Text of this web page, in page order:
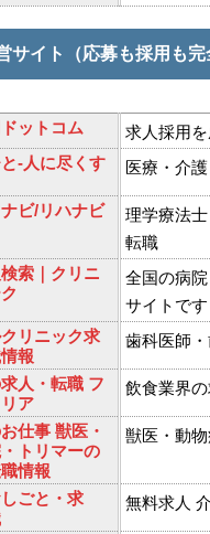
サイト（応募も採用も完
ットコム
求人採用
-人に尽くす
医療・介
ビ/リハナビ
理学療法
転職
索｜クリニ
全国の病
サイトです
リニック求
報
歯科医師
人・転職 フ
ア
飲食業界
仕事 獣医・
トリマーの
情報
獣医・動
ごと・求
無料求人